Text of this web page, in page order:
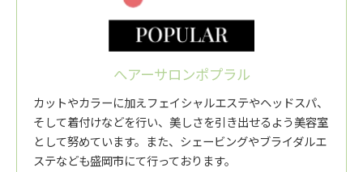
へアーサロンポプラル
カットやカラーに加えフェイシャルエステやヘッドスパ、
そして着付けなどを行い、美しさを引き出せるよう美容室
として努めています。また、シェービングやブライダルエ
ステなども盛岡市にて行っております。